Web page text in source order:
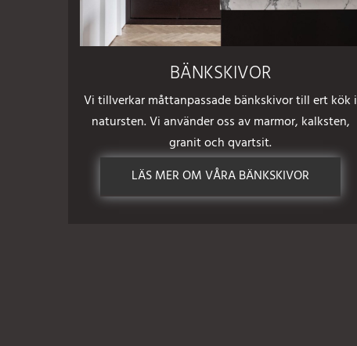
BÄNKSKIVOR
Vi tillverkar måttanpassade bänkskivor till ert kök i
natursten. Vi använder oss avmarmor, kalksten,
granit och qvartsit.
LÄS MER OM VÅRA BÄNKSKIVOR